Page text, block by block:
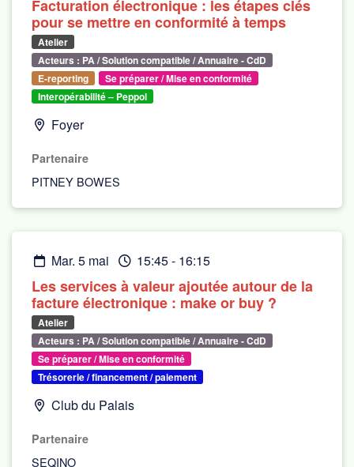
Facturation électronique : les étapes clés
pour se mettre en conformité à temps
Atelier
Acteurs : PA / Solution compatible / Annuaire - CdD
E-reporting
Se préparer / Mise en conformité
Interopérabilité – Peppol
Foyer
Partenaire
PITNEY BOWES
mar. 5 mai 15:45- 16:15
Les services à valeur ajoutée autour de la
facture électronique : make or buy ?
Atelier
Acteurs : PA / Solution compatible / Annuaire - CdD
Se préparer / Mise en conformité
Trésorerie / financement / paiement
Club du Palais
Partenaire
SEQINO